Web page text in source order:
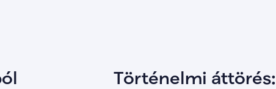
Történelmi áttörés: